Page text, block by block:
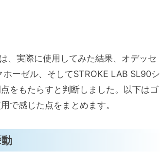
、実際に使用してみた結果、オデッセ
ーゼル、そしてSTROKE LAB SL90シ
をもたらすと判断しました。以下はゴ
で感じた点をまとめます。